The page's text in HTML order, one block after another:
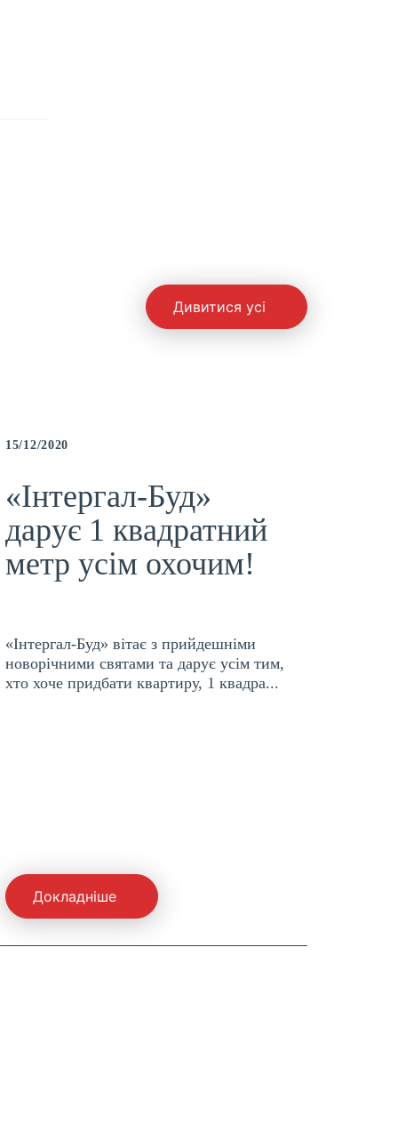
Дивитися усі
15/12/2020
«Інтергал-Буд»
дарує 1 квадратний
метр усім охочим!
«Інтергал-Буд» вітає з прийдешніми
новорічними святами та дарує усім тим,
хто хоче придбати квартиру, 1 квадра...
Докладніше